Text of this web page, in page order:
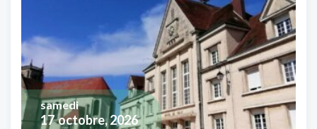
17 octobre, 2026
samedi